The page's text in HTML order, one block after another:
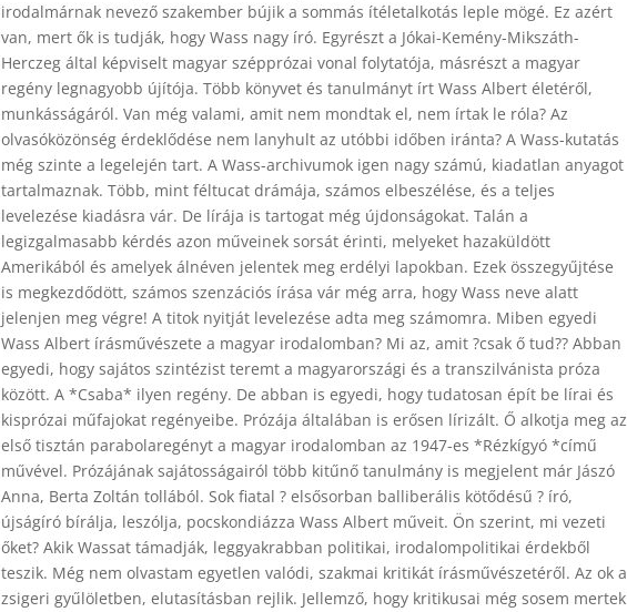
irodalmárnak nevező szakember bújik a sommás ítéletalkotás leple mögé. Ez azért
van, mert ők is tudják, hogy Wass nagy író. Egyrészt a Jókai-Kemény-Mikszáth-
Herczeg által képviselt magyar szépprózai vonal folytatója, másrészt a magyar
regény legnagyobb újítója. Több könyvet és tanulmányt írt Wass Albert életéről,
munkásságáról. Van még valami, amit nem mondtak el, nem írtak le róla? Az
olvasóközönség érdeklődése nem lanyhult az utóbbi időben iránta? A Wass-kutatás
még szinte a legelején tart. A Wass-archivumok igen nagy számú, kiadatlan anyagot
tartalmaznak. Több, mint féltucat drámája, számos elbeszélése, és a teljes
levelezése kiadásra vár. De lírája is tartogat még újdonságokat. Talán a
legizgalmasabb kérdés azon műveinek sorsát érinti, melyeket hazaküldött
Amerikából és amelyek álnéven jelentek meg erdélyi lapokban. Ezek összegyűjtése
is megkezdődött, számos szenzációs írása vár még arra, hogy Wass neve alatt
jelenjen meg végre! A titok nyitját levelezése adta meg számomra. Miben egyedi
Wass Albert írásművészete a magyar irodalomban? Mi az, amit ?csak ő tud?? Abban
egyedi, hogy sajátos szintézist teremt a magyarországi és a transzilvánista próza
között. A *Csaba* ilyen regény. De abban is egyedi, hogy tudatosan épít be lírai és
kisprózai műfajokat regényeibe. Prózája általában is erősen lírizált. Ő alkotja meg az
első tisztán parabolaregényt a magyar irodalomban az 1947-es *Rézkígyó *című
művével. Prózájának sajátosságairól több kitűnő tanulmány is megjelent már Jászó
Anna, Berta Zoltán tollából. Sok fiatal ? elsősorban balliberális kötődésű ? író,
újságíró bírálja, leszólja, pocskondiázza Wass Albert műveit. Ön szerint, mi vezeti
őket? Akik Wassat támadják, leggyakrabban politikai, irodalompolitikai érdekből
teszik. Még nem olvastam egyetlen valódi, szakmai kritikát írásművészetéről. Az ok a
zsigeri gyűlöletben, elutasításban rejlik. Jellemző, hogy kritikusai még sosem mertek